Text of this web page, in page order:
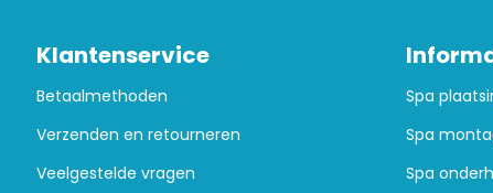
Klantenservice
Betaalmethoden
Verzenden en retourneren
Veelgestelde vragen
Spa
Spa
Spa